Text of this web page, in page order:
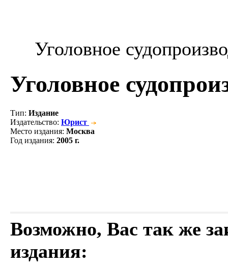
Уголовное
Уголовное
Тип: Издание
Издательство: Юрист
Место издания: Москва
Год издания: 2005 г.
Возможно, Вас так же
издания: